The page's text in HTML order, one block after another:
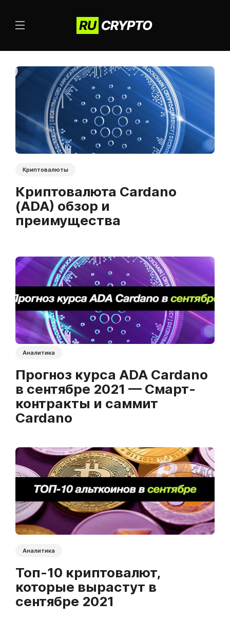
Криптовалюты
Криптовалюта Cardano
(ADA) обзор и
преимущества
Аналитика
Прогноз курса ADA Cardano
в сентябре 2021 — Смарт-
контракты и саммит
Cardano
Аналитика
Топ-10 криптовалют,
которые вырастут в
сентябре 2021